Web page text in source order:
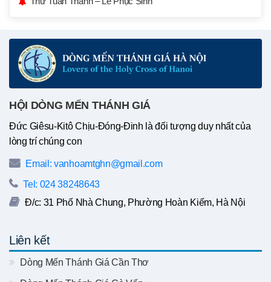
HỘI DÒNG MẾN THÁNH GIÁ
Đức Giêsu-Kitô Chịu-Đóng-Đinh là đối tượng duy nhất của
lòng trí chúng con
Email: vanhoamtghn@gmail.com
Tel: 024 38248643
Đ/c: 31 Phố Nhà Chung, Phường Hoàn Kiếm, Hà Nội
Liên kết
Dòng Mến Thánh Giá Cần Thơ